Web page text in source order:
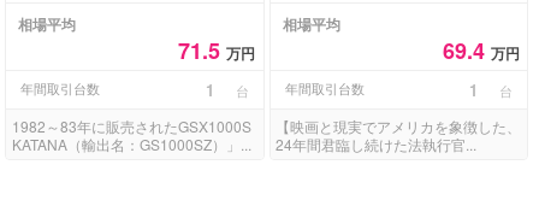
相場平均
71.5万円
年間取引台数 1 台
1982～83年に販売されたGSX1000S
KATANA（輸出名：GS1000SZ）」...
相場平均
69.4 万円
年間取引台数 1 台
【映画と現実でアメリカを象徴した、
24年間君臨し続けた法執行官...